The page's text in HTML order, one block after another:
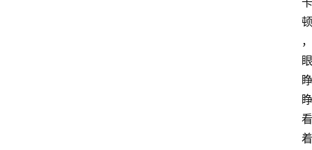
顿
，
眼
睁
睁
看
着